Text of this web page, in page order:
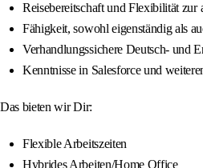
Reisebereitschaft und Flexibilität zur
Fähigkeit, sowohl eigenständig als
Verhandlungssichere Deutsch- und
Kenntnisse in Salesforce und
Das bieten wir Dir:
Flexible Arbeitszeiten
Hybrides Arbeiten/Home Office